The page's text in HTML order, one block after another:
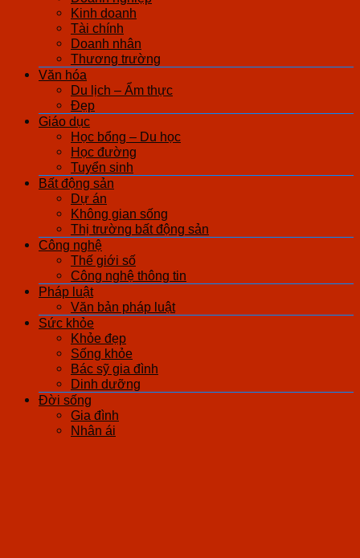
Kinh doanh
Tài chính
Doanh nhân
Thương trường
Văn hóa
Du lịch – Ẩm thực
Đẹp
Giáo dục
Học bổng – Du học
Học đường
Tuyển sinh
Bất động sản
Dự án
Không gian sống
Thị trường bất động sản
Công nghệ
Thế giới số
Công nghệ thông tin
Pháp luật
Văn bản pháp luật
Sức khỏe
Khỏe đẹp
Sống khỏe
Bác sỹ gia đình
Dinh dưỡng
Đời sống
Gia đình
Nhân ái